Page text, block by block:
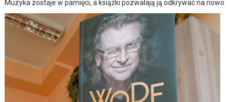
Muzyka zostaje w pamięci, a książki pozwalają ją odkrywać na nowo